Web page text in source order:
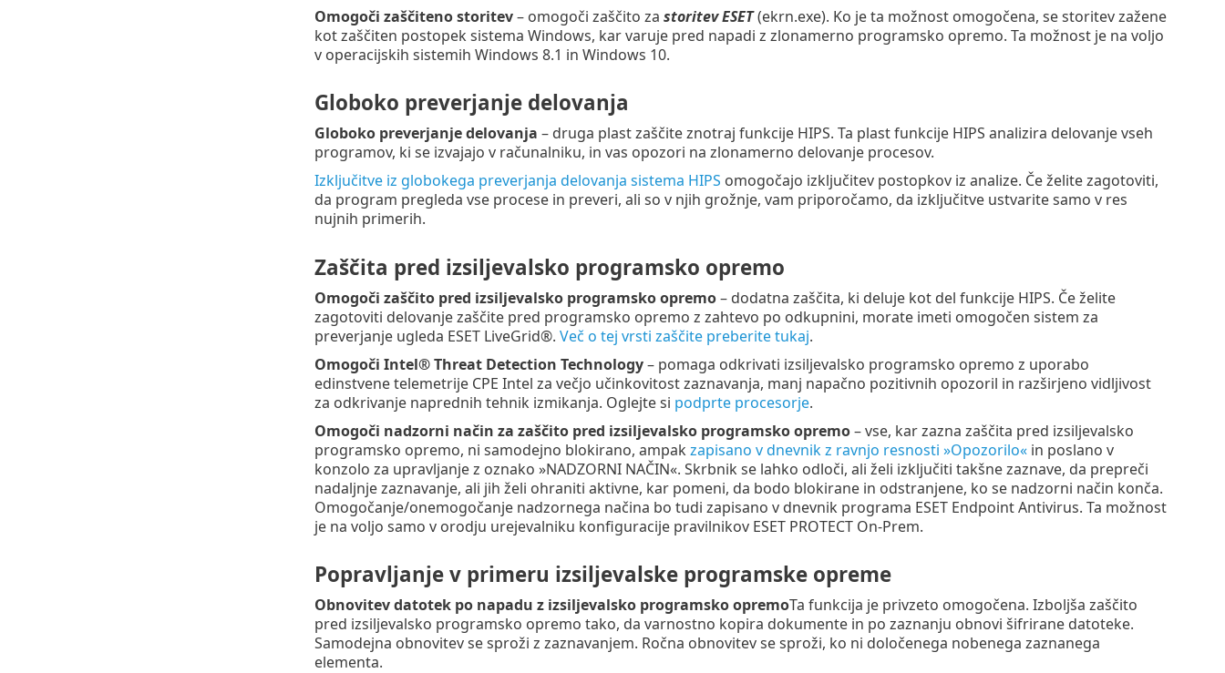
Omogoči zaščiteno storitev– omogoči zaščito za storitev ESET(ekrn.exe). Ko je ta možnost omogočena, se storitev zažene
kot zaščiten postopek sistema Windows, kar varuje pred napadi z zlonamerno programsko opremo. Ta možnost je na voljo
v operacijskih sistemih Windows 8.1 in Windows 10.
Globoko preverjanje delovanja
Globoko preverjanje delovanja – druga plast zaščite znotraj funkcije HIPS. Ta plast funkcije HIPS analizira delovanje vseh
programov, ki se izvajajo v računalniku, in vas opozori na zlonamerno delovanje procesov.
Izključitve iz globokega preverjanja delovanja sistema HIPS omogočajo izključitev postopkov iz analize. Če želite zagotoviti,
da program pregleda vse procese in preveri, ali so v njih grožnje, vam priporočamo, da izključitve ustvarite samo v res
nujnih primerih.
Zaščita pred izsiljevalsko programsko opremo
Omogoči zaščito pred izsiljevalsko programsko opremo– dodatna zaščita, ki deluje kot del funkcije HIPS. Če želite
zagotoviti delovanje zaščite pred programsko opremo z zahtevo po odkupnini, morate imeti omogočen sistem za
preverjanje ugleda ESET LiveGrid®. Več o tej vrsti zaščite preberite tukaj.
Omogoči Intel® Threat Detection Technology– pomaga odkrivati izsiljevalsko programsko opremo z uporabo
edinstvene telemetrije CPE Intel za večjo učinkovitost zaznavanja, manj napačno pozitivnih opozoril in razširjeno vidljivost
za odkrivanje naprednih tehnik izmikanja. Oglejte si podprte procesorje.
Omogoči nadzorni način za zaščito pred izsiljevalsko programsko opremo– vse, kar zazna zaščita pred izsiljevalsko
programsko opremo, ni samodejno blokirano, ampak zapisano v dnevnik z ravnjo resnosti »Opozorilo«in poslano v
konzolo za upravljanje z oznako »NADZORNI NAČIN«. Skrbnik se lahko odloči, ali želi izključiti takšne zaznave, da prepreči
nadaljnje zaznavanje, ali jih želi ohraniti aktivne, kar pomeni, da bodo blokirane in odstranjene, ko se nadzorni način konča.
Omogočanje/onemogočanje nadzornega načina bo tudi zapisano v dnevnik programa ESET Endpoint Antivirus. Ta možnost
je na voljo samo v orodju urejevalniku konfiguracije pravilnikov ESET PROTECT On-Prem.
Popravljanje v primeru izsiljevalske programske opreme
Obnovitev datotek po napadu z izsiljevalsko programsko opremoTa funkcija je privzeto omogočena. Izboljša zaščito
pred izsiljevalsko programsko opremo tako, da varnostno kopira dokumente in po zaznanju obnovi šifrirane datoteke.
Samodejna obnovitev se sproži z zaznavanjem. Ročna obnovitev se sproži, ko ni določenega nobenega zaznanega
elementa.